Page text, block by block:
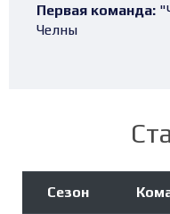
Первая команда:
Челны
Сезон